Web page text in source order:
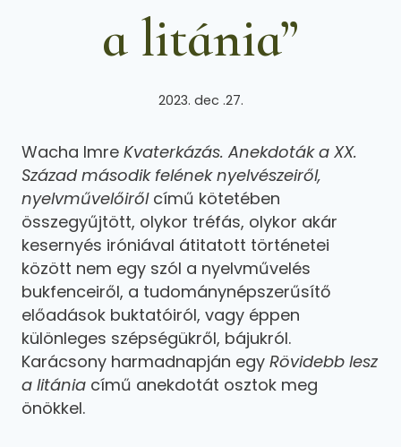
a litánia”
2023. dec .27.
Wacha Imre Kvaterkázás. Anekdoták a XX.
Század második felének nyelvészeiről,
nyelvművelőirőlcímű kötetében
összegyűjtött, olykor tréfás, olykor akár
kesernyés iróniával átitatott történetei
között nem egy szól a nyelvművelés
bukfenceiről, a tudománynépszerűsítő
előadások buktatóiról, vagy éppen
különleges szépségükről, bájukról.
Karácsony harmadnapján egy Rövidebb lesz
a litánia című anekdotát osztok meg
önökkel.